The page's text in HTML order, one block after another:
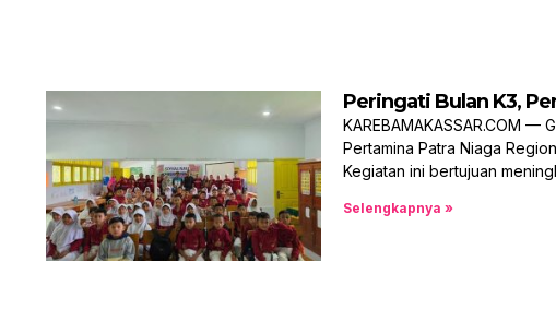
Peringati Bulan K3,
KAREBAMAKASSAR.COM —
Pertamina Patra Niaga
Kegiatan ini bertujuan
Selengkapnya »